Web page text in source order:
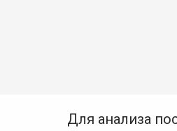
Для анализа